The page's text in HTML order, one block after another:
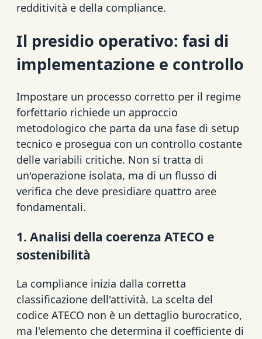
redditività e della compliance.
Il presidio operativo: fasi di
implementazione e controllo
Impostare un processo corretto per il regime
forfettario richiede un approccio
metodologico che parta da una fase di setup
tecnico e prosegua con un controllo costante
delle variabili critiche. Non si tratta di
un'operazione isolata, ma di un flusso di
verifica che deve presidiare quattro aree
fondamentali.
1. Analisi della coerenza ATECO e
sostenibilità
La compliance inizia dalla corretta
classificazione dell'attività. La scelta del
codice ATECO non è un dettaglio burocratico,
ma l'elemento che determina il coefficiente di